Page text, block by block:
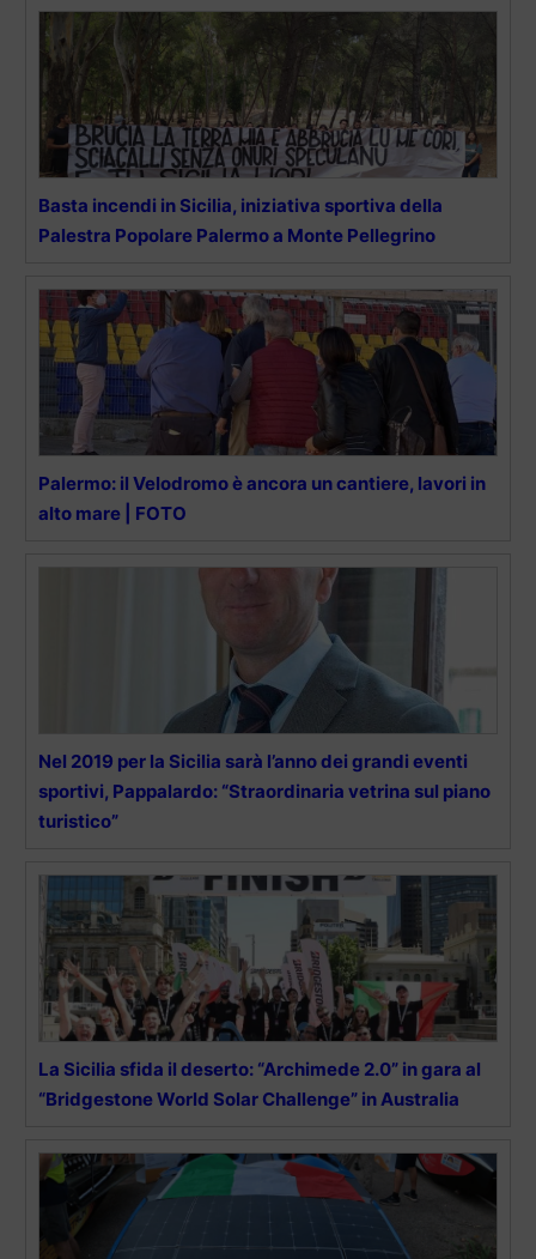
Basta incendi in Sicilia, iniziativa sportiva della
Palestra Popolare Palermo a Monte Pellegrino
Palermo: il Velodromo è ancora un cantiere, lavori in
alto mare | FOTO
Nel 2019 per la Sicilia sarà l’anno dei grandi eventi
sportivi, Pappalardo: “Straordinaria vetrina sul piano
turistico”
La Sicilia sfida il deserto: “Archimede 2.0” in gara al
“Bridgestone World Solar Challenge” in Australia